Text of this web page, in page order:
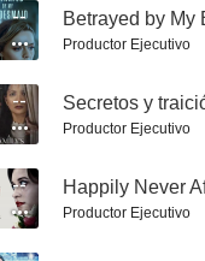
Sit. Stay. Love.
6.5
-- Betrayed by My
Productor Ejecutivo
-- Secretos y
Productor Ejecutivo
-- Happily Never
Productor Ejecutivo